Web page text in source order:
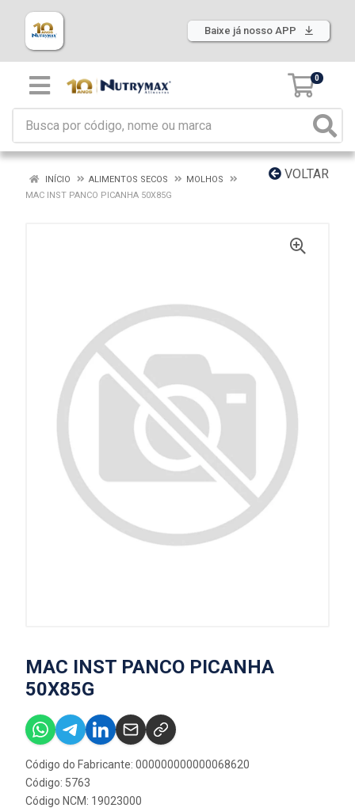
Baixe já nosso APP
0
VOLTAR
INÍCIO ALIMENTOS SECOS
MOLHOS
MAC INST PANCO PICANHA 50X85G
MAC INST PANCO PICANHA
50X85G
Código do Fabricante: 000000000000068620
Código: 5763
Código NCM: 19023000